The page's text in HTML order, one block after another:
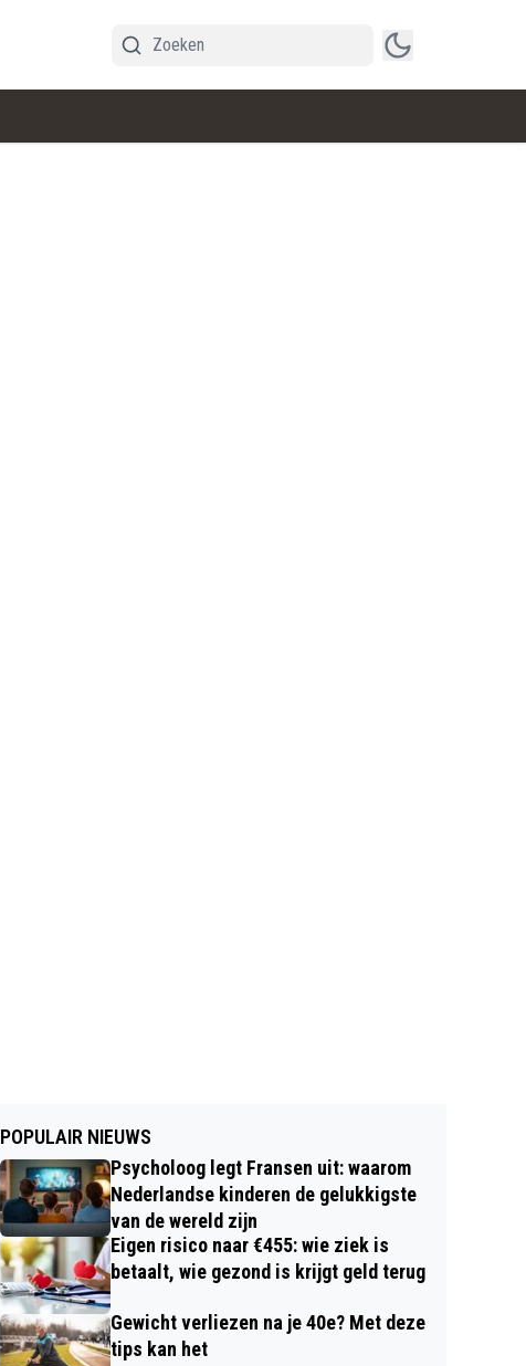
POPULAIR NIEUWS
Psycholoog legt Fransen uit: waarom
Nederlandse kinderen de gelukkigste
van de wereld zijn
Eigen risico naar €455: wie ziek is
betaalt, wie gezond is krijgt geld terug
Gewicht verliezen na je 40e? Met deze
tips kan het